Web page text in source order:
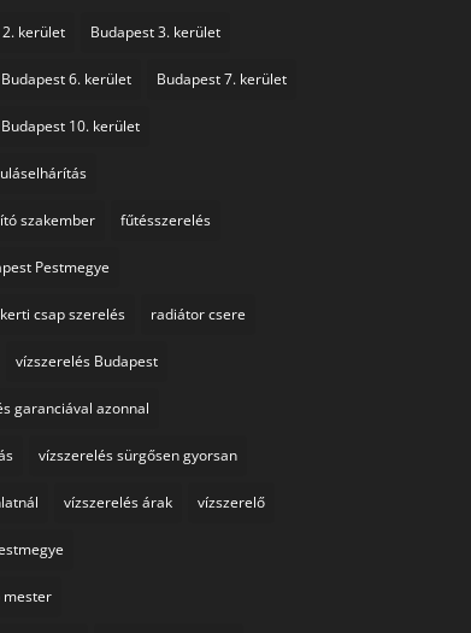
kerület Budapest 3. kerület
Budapest 6. kerület Budapest 7. kerület
Budapest 10. kerület
szakember fűtésszerelés
Pestmegye
kerti csap szerelés radiátor csere
vízszerelés Budapest
garanciával azonnal
vízszerelés sürgősen gyorsan
vízszerelés árak vízszerelő
mester